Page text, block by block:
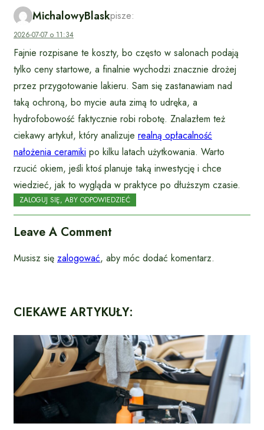
MichalowyBlaskpisze:
2026-07-07 o 11:34
Fajnie rozpisane te koszty, bo często w salonach podają
tylko ceny startowe, a finalnie wychodzi znacznie drożej
przez przygotowanie lakieru. Sam się zastanawiam nad
taką ochroną, bo mycie auta zimą to udręka, a
hydrofobowość faktycznie robi robotę. Znalazłem też
ciekawy artykuł, który analizuje realną opłacalność
nałożenia ceramiki po kilku latach użytkowania. Warto
rzucić okiem, jeśli ktoś planuje taką inwestycję i chce
wiedzieć, jak to wygląda w praktyce po dłuższym czasie.
ZALOGUJ SIĘ, ABY ODPOWIEDZIEĆ
Leave A Comment
Musisz się zalogować, aby móc dodać komentarz.
CIEKAWE ARTYKUŁY: